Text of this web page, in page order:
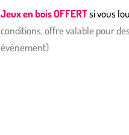
Jeux en bois OFFERTsi vous
conditions, offre valable pour
événement)